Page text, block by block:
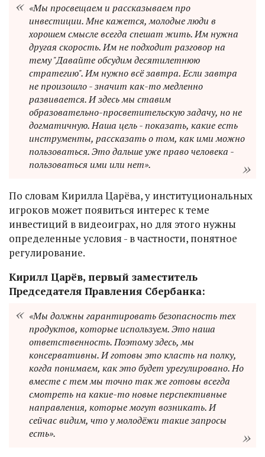
«Мы просвещаем и рассказываем про
инвестиции. Мне кажется, молодые люди в
хорошем смысле всегда спешат жить. Им нужна
другая скорость. Им не подходит разговор на
тему "Давайте обсудим десятилетнюю
стратегию". Им нужно всё завтра. Если завтра
не произошло - значит как-то медленно
развивается. И здесь мы ставим
образовательно-просветительскую задачу, но не
догматичную. Наша цель - показать, какие есть
инструменты, рассказать о том, как ими можно
пользоваться. Это дальше уже право человека -
пользоваться ими или нет».
По словам Кирилла Царёва, у институциональных
игроков может появиться интерес к теме
инвестиций в видеоиграх, но для этого нужны
определенные условия - в частности, понятное
регулирование.
Кирилл Царёв, первый заместитель
Председателя Правления Сбербанка:
«Мы должны гарантировать безопасность тех
продуктов, которые используем. Это наша
ответственность. Поэтому здесь, мы
консервативны. И готовы это класть на полку,
когда понимаем, как это будет урегулировано. Но
вместе с тем мы точно так же готовы всегда
смотреть на какие-то новые перспективные
направления, которые могут возникать. И
сейчас видим, что у молодёжи такие запросы
есть».